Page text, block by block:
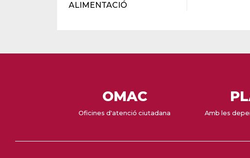
ALIMENTACIÓ
OMAC
Oficines d'atenció ciutadana Amb les